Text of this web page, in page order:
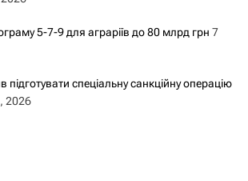
5-7-9 для аграріїв до 80 млрд грн 7
підготувати спеціальну санкційну операцію
2026